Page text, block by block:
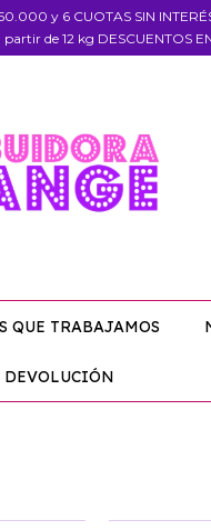
y 6 CUOTAS SIN
de 12 kg DESCUENTOS
QUE TRABAJAMOS